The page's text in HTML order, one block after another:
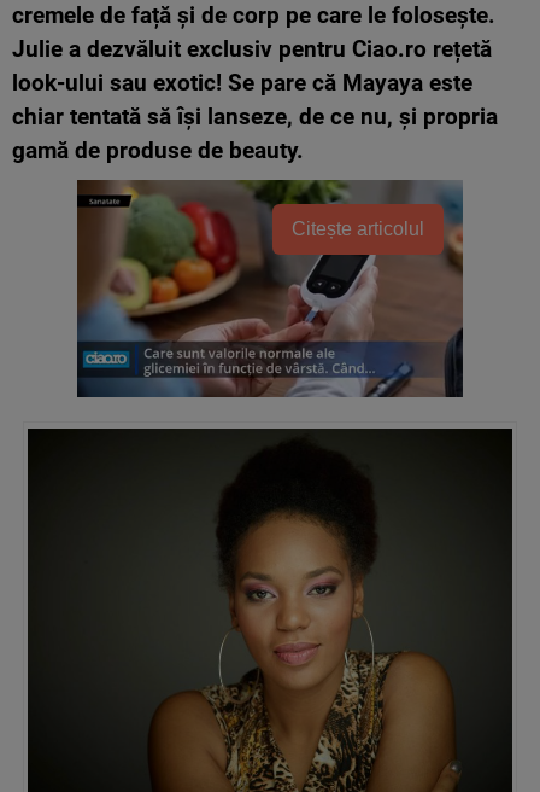
cremele de față și de corp pe care le folosește.
Julie a dezvăluit exclusiv pentru Ciao.ro rețetă
look-ului sau exotic! Se pare că Mayaya este
chiar tentată să își lanseze, de ce nu, și propria
gamă de produse de beauty.
Citește articolul